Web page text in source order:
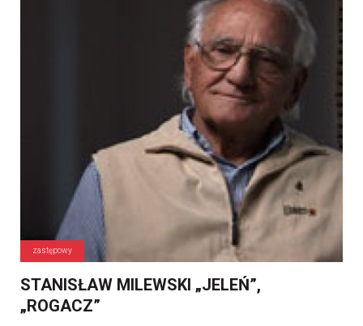
zastępowy
STANISŁAW MILEWSKI „JELEŃ”,
„ROGACZ”